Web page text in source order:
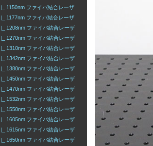
|_ 1150nm ファイバ結合レーザ
|_ 1177nm ファイバ結合レーザ
|_ 1208nm ファイバ結合レーザ
|_ 1270nm ファイバ結合レーザ
|_ 1310nm ファイバ結合レーザ
|_ 1342nm ファイバ結合レーザ
|_ 1380nm ファイバ結合レーザ
|_ 1450nm ファイバ結合レーザ
|_ 1470nm ファイバ結合レーザ
|_ 1532nm ファイバ結合レーザ
|_ 1550nm ファイバ結合レーザ
|_ 1605nm ファイバ結合レーザ
|_ 1615nm ファイバ結合レーザ
|_ 1650nm ファイバ結合レーザ